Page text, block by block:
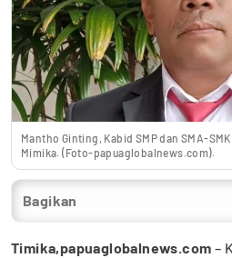
Mantho Ginting, Kabid SMP dan SMA-
Mimika. (Foto-papuaglobalnews.com).
Bagikan
Timika,papuaglobalnews.com –